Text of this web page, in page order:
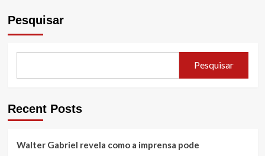
Pesquisar
Pesquisar
Recent Posts
Walter Gabriel revela como a imprensa pode